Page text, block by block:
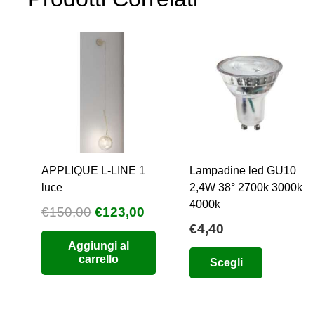
prodotto
APPLIQUE L-LINE 1
luce
€150,00 Il
prezzo
originale
era:
€123,00
prezzo
Aggiungi al
carrello
Lampadine led GU10
2,4W 38° 2700k 3000k
4000k
€4,40
Scegli